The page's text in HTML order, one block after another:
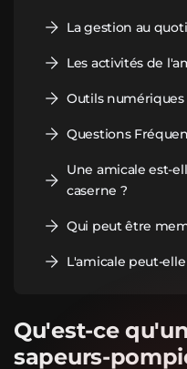
La gestion au
Les activités de
Outils
Questions
Une amicale est-
caserne ?
Qui peut être
L'amicale peut-
Qu'est-ce
sapeurs-